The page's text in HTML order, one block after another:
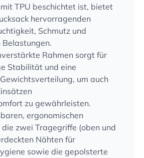
TPU beschichtet ist, bietet
hervorragenden
Schmutz und
Belastungen.
Rahmen sorgt für
Stabilität und eine
um auch
zu gewährleisten.
ergonomischen
zwei Tragegriffe (oben und
Nähten für
sowie die gepolsterte